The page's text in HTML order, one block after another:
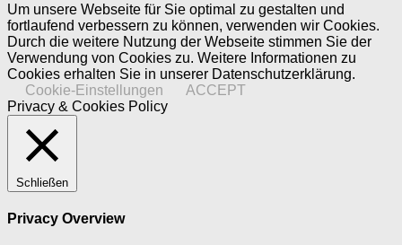
Um unsere Webseite für Sie optimal zu gestalten und
fortlaufend verbessern zu können, verwenden wir Cookies.
Durch die weitere Nutzung der Webseite stimmen Sie der
Verwendung von Cookies zu. Weitere Informationen zu
Cookies erhalten Sie in unserer Datenschutzerklärung.
Cookie-Einstellungen
ACCEPT
Privacy & Cookies Policy
Schließen
Privacy Overview